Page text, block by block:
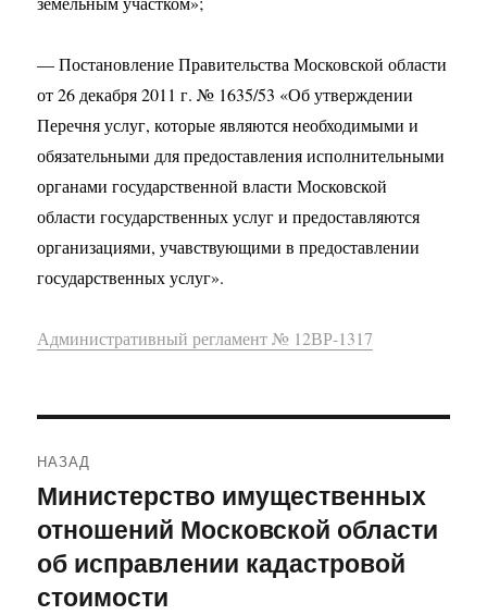
— Постановление Правительства Московской области
от 26 декабря 2011 г. № 1635/53 «Об утверждении
Перечня услуг, которые являются необходимыми и
обязательными для предоставления исполнительными
органами государственной власти Московской
области государственных услуг и предоставляются
организациями, учавствующими в предоставлении
государственных услуг».
Административный регламент № 12ВР-1317
по
записям
НАЗАД
Предыдущая
запись:
Министерство имущественных
отношений Московской области
об исправлении кадастровой
стоимости